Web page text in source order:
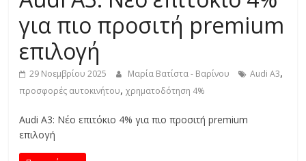
για πιο προσιτή premium
επιλογή
29 Νοεμβρίου 2025 Μαρία Βατίστα - Βαρίνου Audi A3,
προσφορές αυτοκινήτου,χρηματοδότηση 4%
Audi A3: Νέο επιτόκιο 4% για πιο προσιτή premium
επιλογή